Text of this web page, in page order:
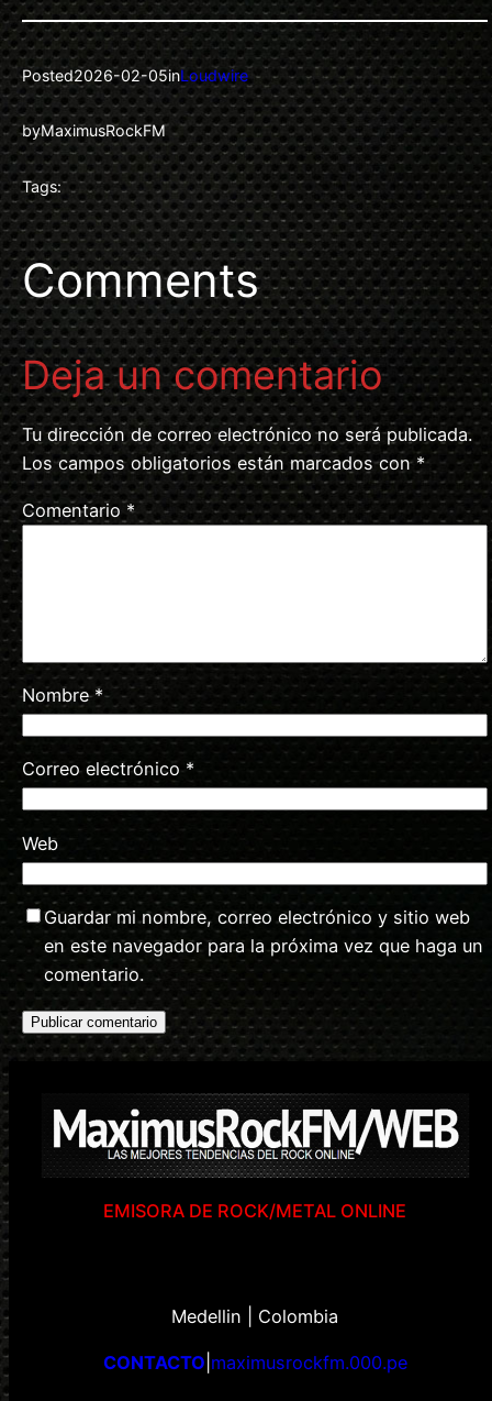
Posted2026-02-05inLoudwire
byMaximusRockFM
Tags:
Comments
Deja un comentario
Tu dirección de correo electrónico no será publicada.
Los campos obligatorios están marcados con *
Comentario*
Nombre*
Correo electrónico*
Web
Guardar mi nombre, correo electrónico y sitio web
en este navegador para la próxima vez que haga un
comentario.
EMISORA DE ROCK/METAL ONLINE
Medellin | Colombia
CONTACTO maximusrockfm.000.pe